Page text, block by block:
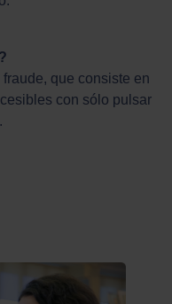
que consiste en
con sólo pulsar